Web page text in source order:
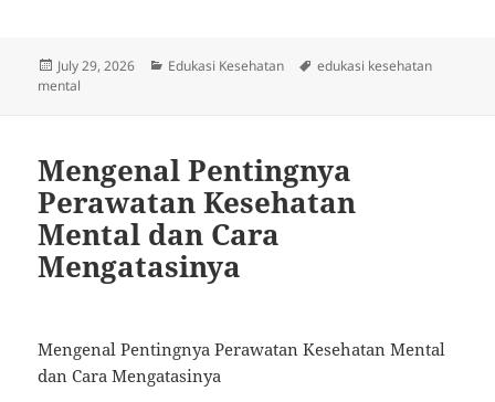
Posted
on
July 29, 2026 Categories
Edukasi Kesehatan Tags
edukasi kesehatan
mental
Mengenal Pentingnya
Perawatan Kesehatan
Mental dan Cara
Mengatasinya
Mengenal Pentingnya Perawatan Kesehatan Mental
dan Cara Mengatasinya